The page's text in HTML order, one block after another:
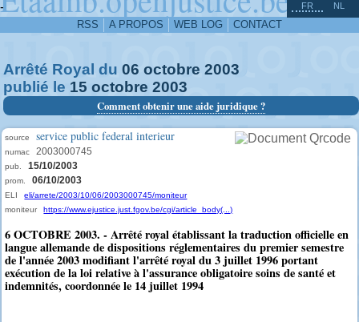
-
RSS A PROPOS WEB LOG CONTACT
FR NL
Arrêté Royal du 06 octobre 2003
publié le 15 octobre 2003
Comment obtenir une aide juridique ?
source service public federal interieur
numac 2003000745
pub. 15/10/2003
prom. 06/10/2003
ELI
eli/arrete/2003/10/06/2003000745/moniteur
moniteur
https://www.ejustice.just.fgov.be/cgi/article_body(...)
6 OCTOBRE 2003. - Arrêté royal établissant la traduction officielle en
langue allemande de dispositions réglementaires du premier semestre
de l'année 2003 modifiant l'arrêté royal du 3 juillet 1996 portant
exécution de la loi relative à l'assurance obligatoire soins de santé et
indemnités, coordonnée le 14 juillet 1994
^